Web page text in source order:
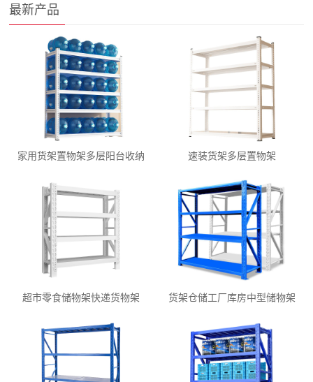
最新产品
家用货架置物架多层阳台收纳 速装货架多层置物架
超市零食储物架快递货物架 货架仓储工厂库房中型储物架